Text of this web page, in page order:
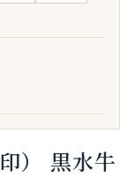
） 黒水牛